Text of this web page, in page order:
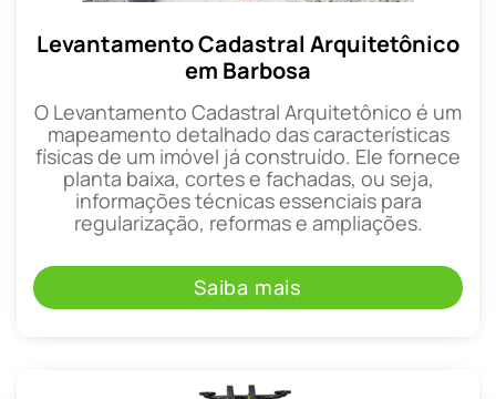
Levantamento Cadastral Arquitetônico
em Barbosa
O Levantamento Cadastral Arquitetônico é um
mapeamento detalhado das características
físicas de um imóvel já construído. Ele fornece
planta baixa, cortes e fachadas, ou seja,
informações técnicas essenciais para
regularização, reformas e ampliações.
Saiba mais